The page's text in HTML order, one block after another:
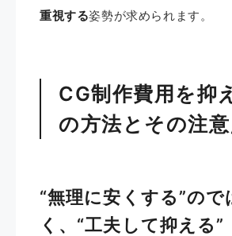
重視する姿勢が求められます。
CG制作費用を抑
の方法とその注
“無理に安くする”ので
く、“工夫して抑える”